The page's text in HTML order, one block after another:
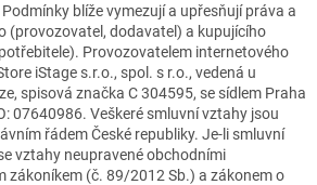
Podmínky blíže vymezují a upřesňují práva a
(provozovatel, dodavatel) a kupujícího
Provozovatelem internetového
iStage s.r.o., spol. s r.o., vedená u
spisová značka C304595, se sídlem Praha
07640986. Veškeré smluvní vztahy jsou
řádem České republiky. Je-li smluvní
vztahy neupravené obchodními
zákoníkem (č. 89/2012 Sb.) a zákonem o